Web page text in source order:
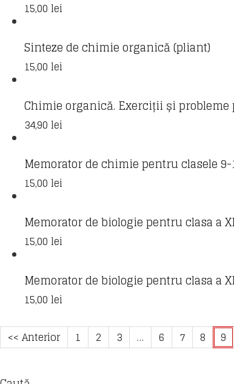
15,00 lei
Sinteze de chimie organică (pliant)
15,00 lei
Chimie organică. Exerciții și probleme
34,90 lei
Memorator de chimie pentru clasele 9-
15,00 lei
Memorator de biologie pentru clasa a
15,00 lei
Memorator de biologie pentru clasa a
15,00 lei
<< Anterior 1 2 3 … 6 7 8 9